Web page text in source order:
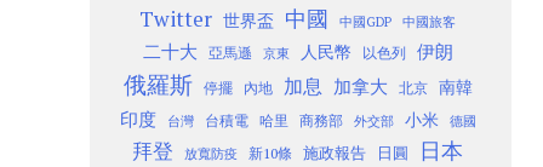
Twitter 世界盃 中國 中國GDP 中國旅客
二十大 亞馬遜 京東 人民幣 以色列 伊朗
俄羅斯 停擺 內地 加息 加拿大 北京
南韓
印度
台灣 台積電 哈里 商務部 外交部 小米 德國
拜登 放寬防疫 新10條 施政報告 日圓 日本